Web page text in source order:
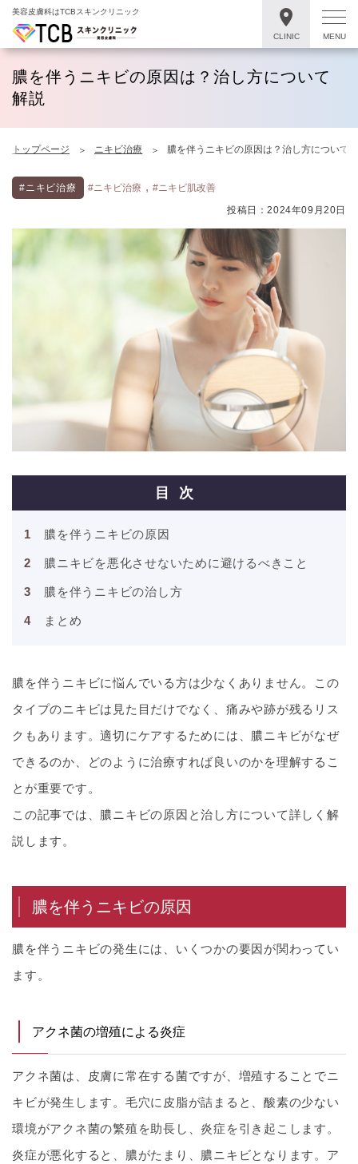
美容皮膚科はTCBスキンクリニック
膿を伴うニキビの原因は？治し方について
解説
トップページ ニキビ治療 膿を伴うニキビの原因は？治し方について
#ニキビ治療 #ニキビ治療 , #ニキビ肌改善
投稿日：2024年09月20日
目次
膿を伴うニキビの原因
膿ニキビを悪化させないために避けるべきこと
膿を伴うニキビの治し方
まとめ
膿を伴うニキビに悩んでいる方は少なくありません。この
タイプのニキビは見た目だけでなく、痛みや跡が残るリス
クもあります。適切にケアするためには、膿ニキビがなぜ
できるのか、どのように治療すれば良いのかを理解するこ
とが重要です。
この記事では、膿ニキビの原因と治し方について詳しく解
説します。
膿を伴うニキビの原因
膿を伴うニキビの発生には、いくつかの要因が関わってい
ます。
アクネ菌の増殖による炎症
アクネ菌は、皮膚に常在する菌ですが、増殖することでニ
キビが発生します。毛穴に皮脂が詰まると、酸素の少ない
環境がアクネ菌の繁殖を助長し、炎症を引き起こします。
炎症が悪化すると、膿がたまり、膿ニキビとなります。ア
CLINIC MENU